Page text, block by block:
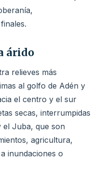
árido
relieves más
al golfo de Adén y
el centro y el sur
secas, interrumpidas
el Juba, que son
agricultura,
inundaciones o